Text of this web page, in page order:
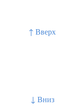
↑ Вверх
↓ Вниз